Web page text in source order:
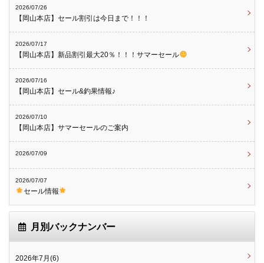
2026/07/26
【岡山本店】セール割引は今日まで！！！
2026/07/17
【岡山本店】新品割引最大20％！！！サマーセール
2026/07/16
【岡山本店】セール&釣果情報♪
2026/07/10
【岡山本店】サマーセールのご案内
2026/07/09
2026/07/07
セール情報
月別バックナンバー
2026年7月(6)